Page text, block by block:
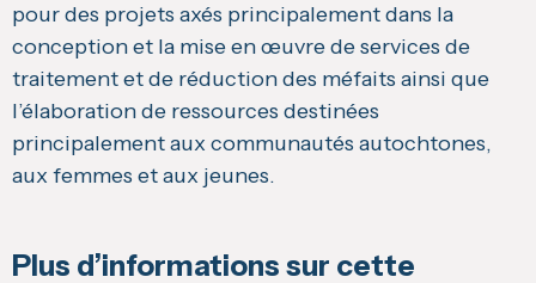
pour des projets axés principalement dans la
conception et la mise en œuvre de services de
traitement et de réduction des méfaits ainsi que
l’élaboration de ressources destinées
principalement aux communautés autochtones,
aux femmes et aux jeunes.
Plus d’informations sur cette